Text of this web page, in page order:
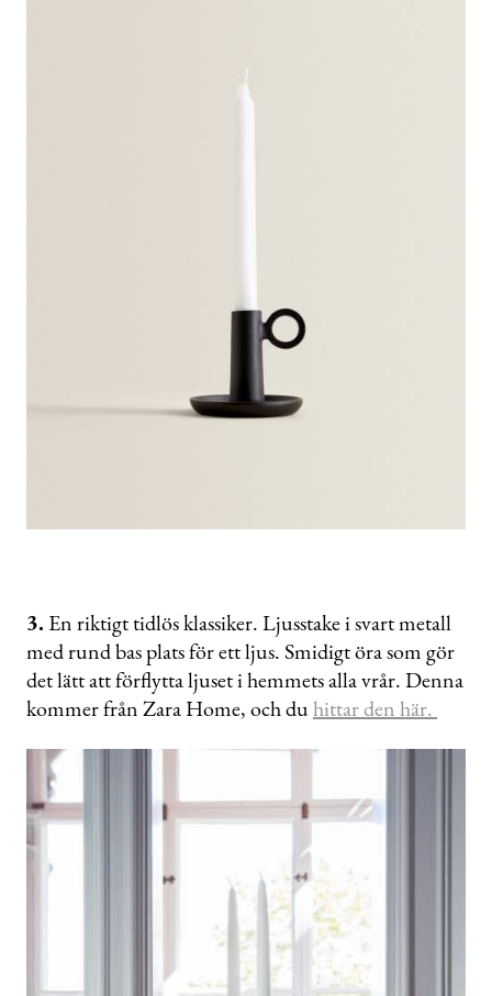
3. En riktigt tidlös klassiker. Ljusstake i svart metall
med rund bas plats för ett ljus. Smidigt öra som gör
det lätt att förflytta ljuset i hemmets alla vrår. Denna
kommer från Zara Home, och duhittar den här.